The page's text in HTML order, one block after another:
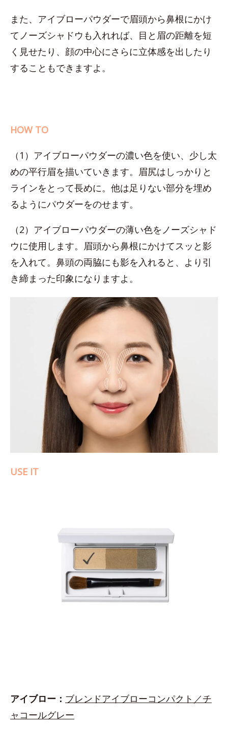
また、アイブローパウダーで眉頭から鼻根にかけ
てノーズシャドウも入れれば、目と眉の距離を短
く見せたり、顔の中心にさらに立体感を出したり
することもできますよ。
HOW TO
（1）アイブローパウダーの濃い色を使い、少し太
めの平行眉を描いていきます。眉尻はしっかりと
ラインをとって長めに。他は足りない部分を埋め
るようにパウダーをのせます。
（2）アイブローパウダーの薄い色をノーズシャド
ウに使用します。眉頭から鼻根にかけてスッと影
を入れて。鼻頭の両脇にも影を入れると、より引
き締まった印象になりますよ。
USE IT
アイブロー： ブレンドアイブローコンパクト／チ
ャコールグレー